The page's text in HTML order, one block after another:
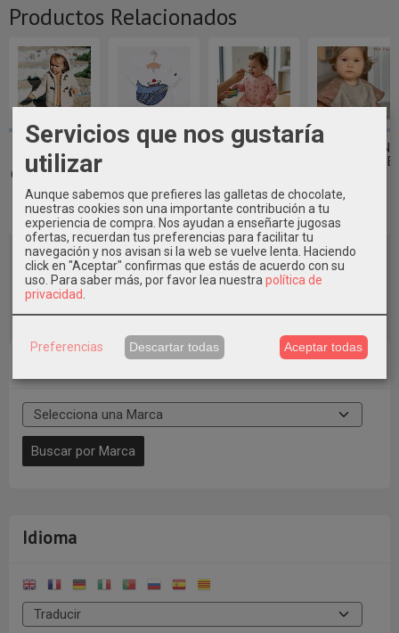
Idioma
Productos Relacionados
CHAQUETÓN
BEBÉ SHERPA
CON GORRO Y...
39,70 €
CAMISETA
15,95 €
BABERO BEBE
19,90 €
BABERO CON
MANGAS BEBÉ
12,50 €
Servicios que nos gustaría
utilizar
Aunque sabemos que prefieres las galletas de chocolate,
nuestras cookies son una importante contribución a tu
experiencia de compra. Nos ayudan a enseñarte jugosas
ofertas, recuerdan tus preferencias para facilitar tu
navegación y nos avisan si la web se vuelve lenta. Haciendo
click en "Aceptar" confirmas que estás de acuerdo con su
uso. Para saber más, por favor lea nuestra política de
privacidad
Preferencias Descartar todas Aceptar todas